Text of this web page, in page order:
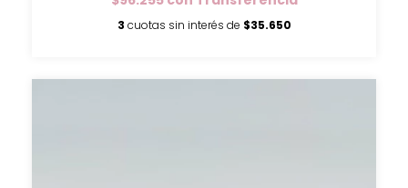
3 cuotas sin interés de $35.650